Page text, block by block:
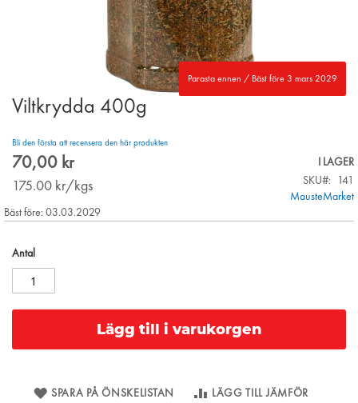
Parasta ennen / Bäst före 3 mars 2029
Skip
of
the
gallery
Viltkrydda 400g
Bli den första att recensera den här produkten
70,00 kr
175.00 kr/kgs
I LAGER
SKU
141
MausteMarket
Bäst före: 03.03.2029
Antal
Lägg till i varukorgen
SPARA PÅ ÖNSKELISTAN
LÄGG TILL JÄMFÖR